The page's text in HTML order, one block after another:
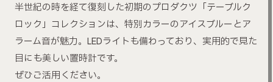
半世紀の時を経て復刻した初期のプロダクツ「テーブルク
ロック」コレクションは、特別カラーのアイスブルーとア
ラーム音が魅力。LEDライトも備わっており、実用的で見た
目にも美しい置時計です。
ぜひご活用ください。